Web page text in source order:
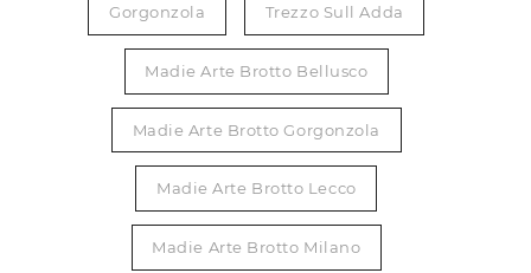
Gorgonzola Trezzo Sull Adda
Madie Arte Brotto Bellusco
Madie Arte Brotto Gorgonzola
Madie Arte Brotto Lecco
Madie Arte Brotto Milano